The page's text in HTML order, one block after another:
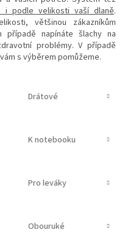
i podle velikosti vaší dlaně.
většinou zákazníkům
případě napínáte šlachy na
problémy. V případě
s výběrem pomůžeme.
Drátové
K notebooku
Pro leváky
Obouruké